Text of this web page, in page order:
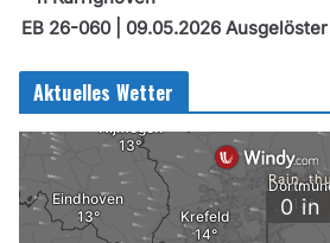
EB 26-060 | 09.05.2026
Aktuelles Wetter